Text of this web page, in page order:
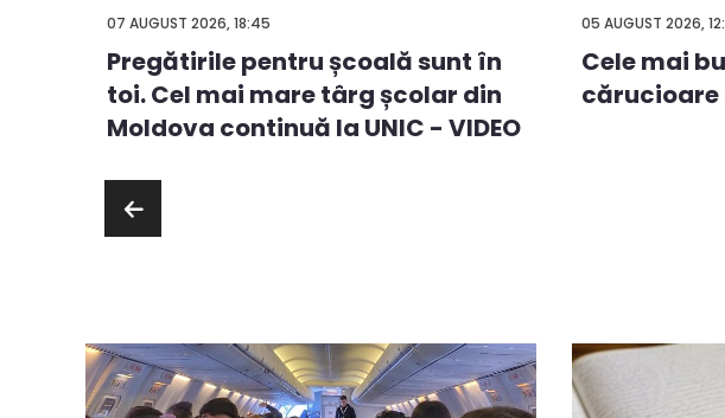
07 AUGUST 2026, 18:45
Pregătirile pentru școală sunt în
toi. Cel mai mare târg școlar din
Moldova continuă la UNIC - VIDEO
05 AUGUST 2026,
Cele mai
cărucioare